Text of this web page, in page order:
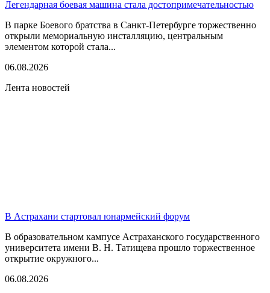
Легендарная боевая машина стала достопримечательностью
В парке Боевого братства в Санкт-Петербурге торжественно
открыли мемориальную инсталляцию, центральным
элементом которой стала...
06.08.2026
Лента новостей
В Астрахани стартовал юнармейский форум
В образовательном кампусе Астраханского государственного
университета имени В. Н. Татищева прошло торжественное
открытие окружного...
06.08.2026